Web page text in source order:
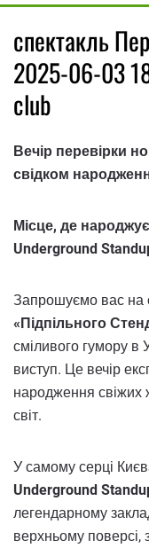
спектакль
2025-06-03
club
Вечір перевірки
свідком
Місце, де
Underground
Запрошуємо вас на
«Підпільного
сміливого гумору в
виступ. Це вечір
народження свіжих
світ.
У самому серці
Underground
легендарному
верхньому поверсі,